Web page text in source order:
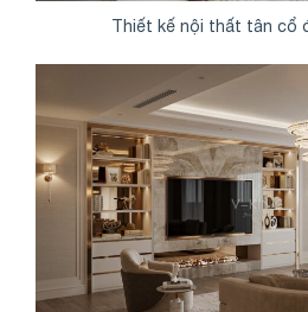
Thiết kế nội thất tân cổ